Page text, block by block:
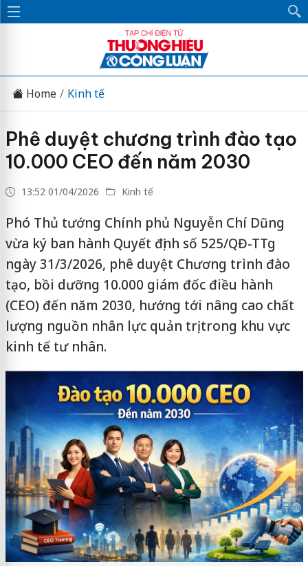
Home Kinh tế
Phê duyệt chương trình đào tạo
10.000 CEO đến năm 2030
13:52 01/04/2026 Kinh tế
Phó Thủ tướng Chính phủ Nguyễn Chí Dũng
vừa ký ban hành Quyết định số 525/QĐ-TTg
ngày 31/3/2026, phê duyệt Chương trình đào
tạo, bồi dưỡng 10.000 giám đốc điều hành
(CEO) đến năm 2030, hướng tới nâng cao chất
lượng nguồn nhân lực quản trị trong khu vực
kinh tế tư nhân.